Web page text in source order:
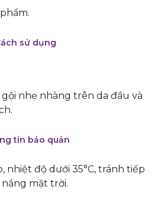
sử dụng
nhẹ nhàng trên da đầu và
tin bảo quản
nhiệt độ dưới 35°C, tránh tiếp
mặt trời.